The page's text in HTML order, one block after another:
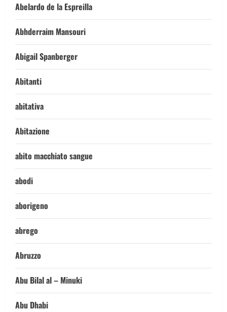
Abelardo de la Espreilla
Abhderraim Mansouri
Abigail Spanberger
Abitanti
abitativa
Abitazione
abito macchiato sangue
abodi
aborigeno
abrego
Abruzzo
Abu Bilal al – Minuki
Abu Dhabi